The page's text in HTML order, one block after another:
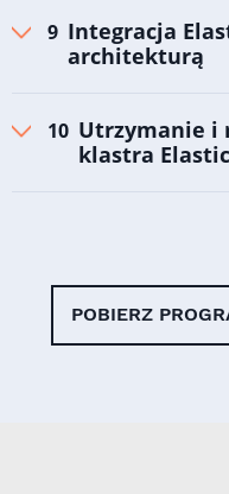
Integracja
architekturą
Utrzymanie i
klastra
POBIERZ